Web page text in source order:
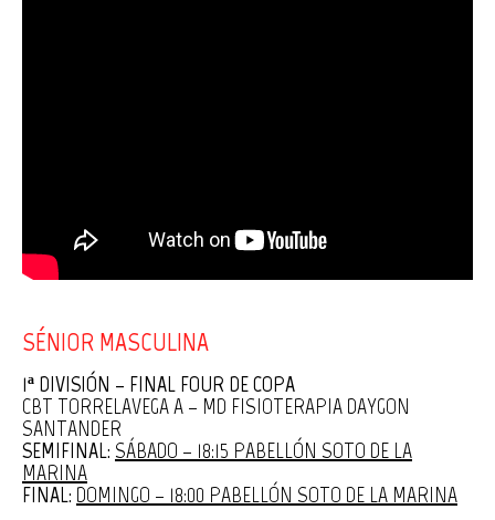
SÉNIOR MASCULINA
1ª DIVISIÓN – FINAL FOUR DE COPA
CBT TORRELAVEGA A – MD FISIOTERAPIA DAYGON
SANTANDER
SEMIFINAL: SÁBADO – 18:15 PABELLÓN SOTO DE LA
MARINA
FINAL: DOMINGO – 18:00 PABELLÓN SOTO DE LA MARINA